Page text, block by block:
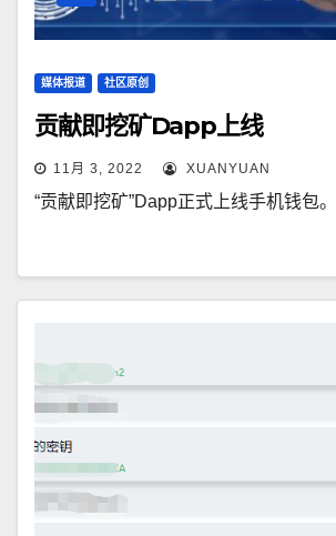
媒体报道 社区原创
贡献即挖矿Dapp上线
11月 3, 2022 XUANYUAN
“贡献即挖矿”Dapp正式上线手机钱包